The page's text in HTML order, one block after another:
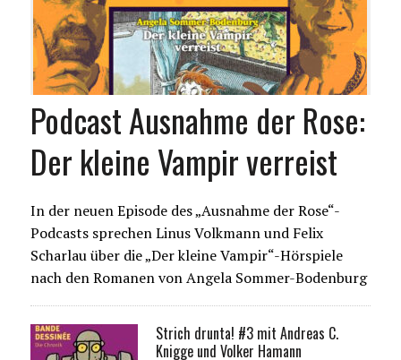
Podcast Ausnahme der Rose:
Der kleine Vampir verreist
In der neuen Episode des „Ausnahme der Rose“-
Podcasts sprechen Linus Volkmann und Felix
Scharlau über die „Der kleine Vampir“-Hörspiele
nach den Romanen von Angela Sommer-Bodenburg
Strich drunta! #3 mit Andreas C.
Knigge und Volker Hamann